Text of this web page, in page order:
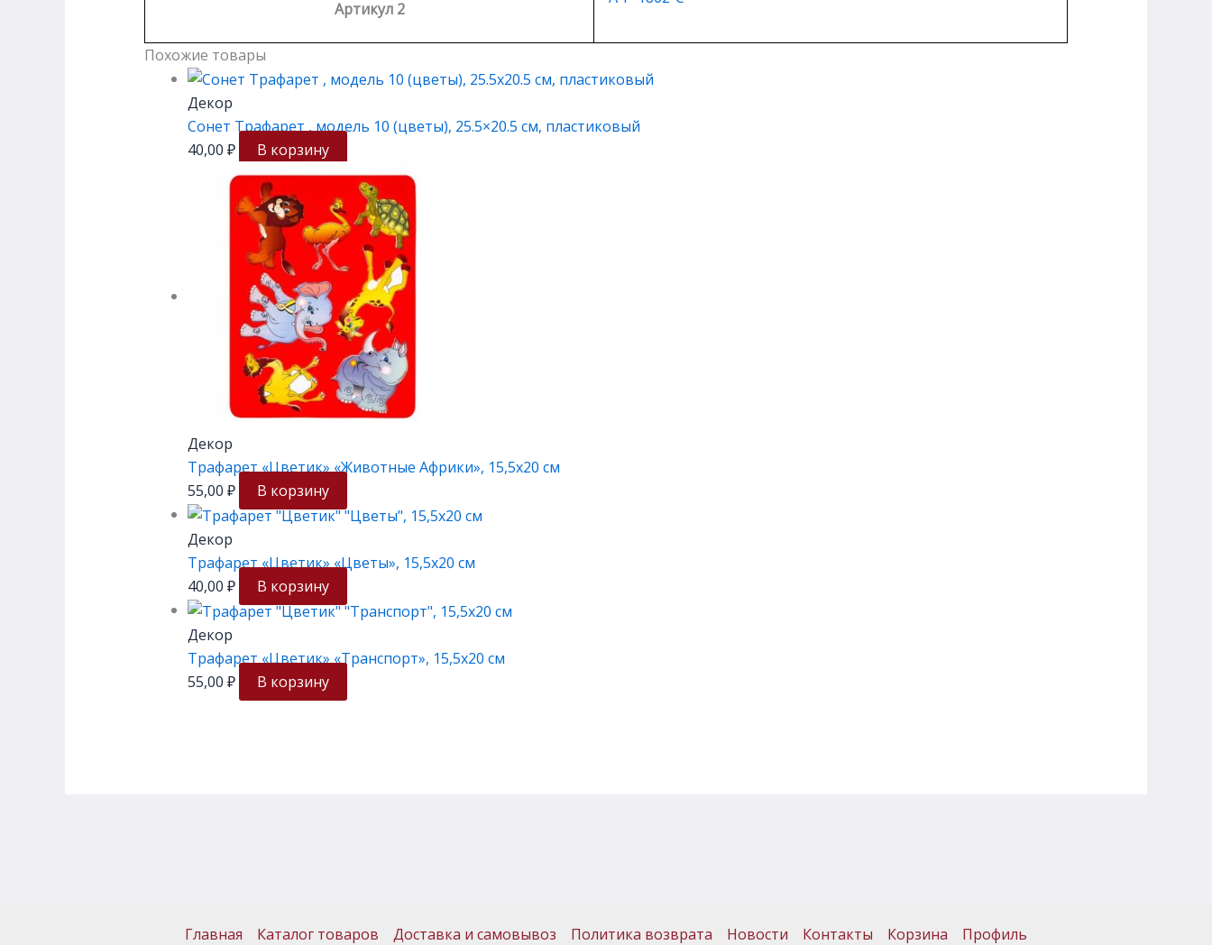
Артикул 2
Похожие товары
Декор
Сонет Трафарет , модель 10 (цветы), 25.5×20.5 см, плаcтиковый
40,00 ₽ В корзину
Декор
Трафарет «Цветик» «Животные Африки», 15,5х20 см
55,00 ₽ В корзину
Декор
Трафарет «Цветик» «Цветы», 15,5х20 см
40,00 ₽ В корзину
Декор
Трафарет «Цветик» «Транспорт», 15,5х20 см
55,00 ₽ В корзину
Главная Каталог товаров Доставка и самовывоз Политика возврата Новости Контакты Корзина Профиль